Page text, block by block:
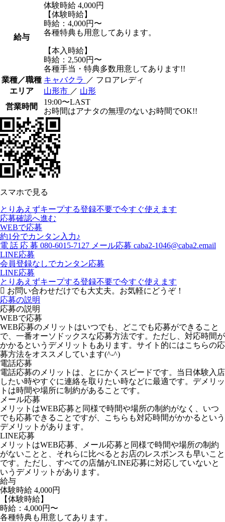
給与
体験時給 4,000円
【体験時給】
時給：4,000円〜
各種特典も用意してあります。
【本入時給】
時給：2,500円〜
各種手当・特典多数用意してあります!!
業種／職種 キャバクラ ／ フロアレディ
エリア
山形市 ／ 山形
営業時間
19:00〜LAST
お時間はアナタの無理のないお時間でOK!!
スマホで見る
とりあえずキープする登録不要で今すぐ使えます
応募確認へ進む
WEBで応募
約1分でカンタン入力♪
電 話 応 募 080-6015-7127 メール応募 caba2-1046@caba2.email
LINE応募
会員登録なしでカンタン応募
LINE応募
とりあえずキープする登録不要で今すぐ使えます
お問い合わせだけでも大丈夫。お気軽にどうぞ！
応募の説明
応募の説明
WEBで応募
WEB応募のメリットはいつでも、どこでも応募ができること
で、一番オーソドックスな応募方法です。ただし、対応時間が
かかるというデメリットもあります。サイト的にはこちらの応
募方法をオススメしています(^-^)
電話応募
電話応募のメリットは、とにかくスピードです。当日体験入店
したい時やすぐに連絡を取りたい時などに最適です。デメリッ
トは時間や場所に制約があることです。
メール応募
メリットはWEB応募と同様で時間や場所の制約がなく、いつ
でも応募できることですが、こちらも対応時間がかかるという
デメリットがあります。
LINE応募
メリットはWEB応募、メール応募と同様で時間や場所の制約
がないことと、それらに比べるとお店のレスポンスも早いこと
です。ただし、すべての店舗がLINE応募に対応していないと
いうデメリットがあります。
給与
体験時給 4,000円
【体験時給】
時給：4,000円〜
各種特典も用意してあります。